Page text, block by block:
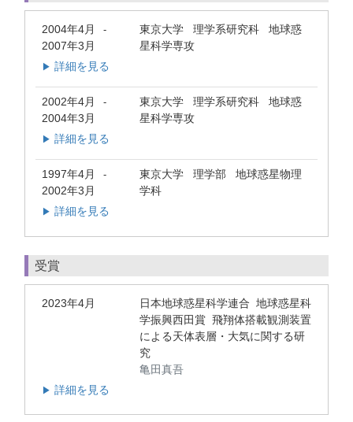
2004年4月 -
2007年3月
東京大学 理学系研究科 地球惑
星科学専攻
▶ 詳細を見る
2002年4月 -
2004年3月
東京大学 理学系研究科 地球惑
星科学専攻
▶ 詳細を見る
1997年4月 -
2002年3月
東京大学 理学部 地球惑星物理
学科
▶ 詳細を見る
受賞
2023年4月
日本地球惑星科学連合 地球惑星科
学振興西田賞 飛翔体搭載観測装置
による天体表層・大気に関する研
究
亀田真吾
▶ 詳細を見る